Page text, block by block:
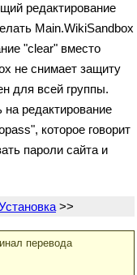
редактирование
Main.WikiSandbox
"clear" вместо
не снимает защиту
для всей группы.
редактирование
которое говорит
пароли сайта и
>>
перевода